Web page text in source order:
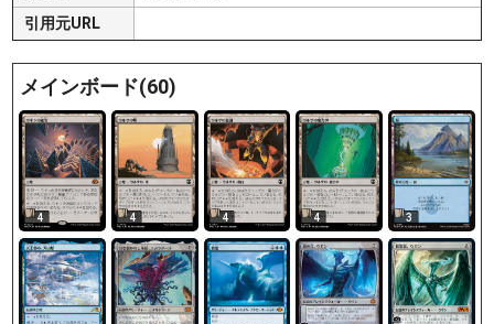
引用元URL
メインボード(60)
4 4 4 4 3